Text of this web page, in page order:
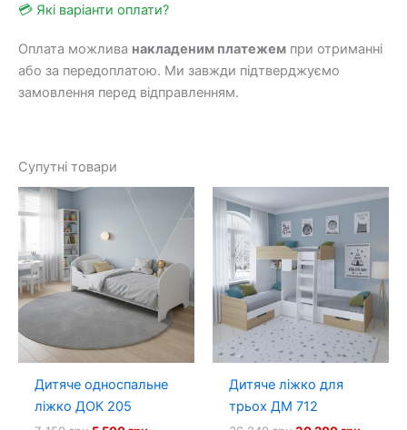
💳 Які варіанти оплати?
Оплата можлива накладеним платежем при отриманні
або за передоплатою. Ми завжди підтверджуємо
замовлення перед відправленням.
Супутні товари
Дитяче односпальне
ліжко ДОК 205
Дитяче ліжко для
трьох ДМ 712